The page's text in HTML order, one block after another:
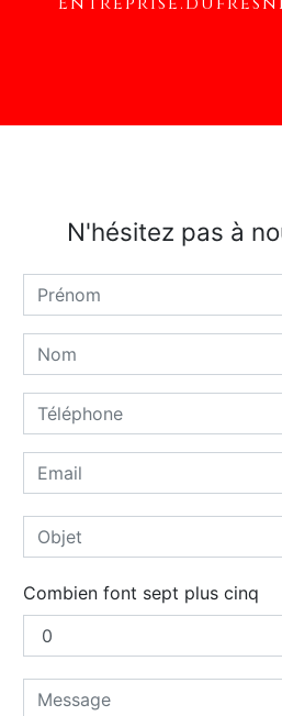
N'hésitez pas à
Combien font sept plus cinq